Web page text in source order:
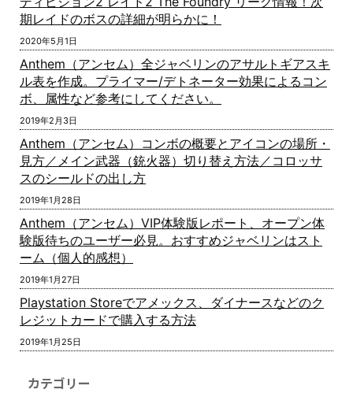
期レイドのボスの詳細が明らかに！
2020年5月1日
Anthem（アンセム）全ジャベリンのアサルトギアスキ
ル表を作成。プライマー/デトネーター効果によるコン
ボ、属性など参考にしてください。
2019年2月3日
Anthem（アンセム）コンボの概要とアイコンの場所・
見方／メイン武器（銃火器）切り替え方法／コロッサ
スのシールドの出し方
2019年1月28日
Anthem（アンセム）VIP体験版レポート、オープン体
験版待ちのユーザー必見。おすすめジャベリンはスト
ーム（個人的感想）
2019年1月27日
Playstation Storeでアメックス、ダイナースなどのク
レジットカードで購入する方法
2019年1月25日
カテゴリー